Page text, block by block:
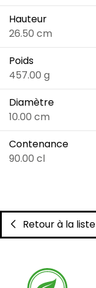
Hauteur
26.50 cm
Poids
457.00 g
Diamètre
10.00 cm
Contenance
90.00 cl
Retour à la liste